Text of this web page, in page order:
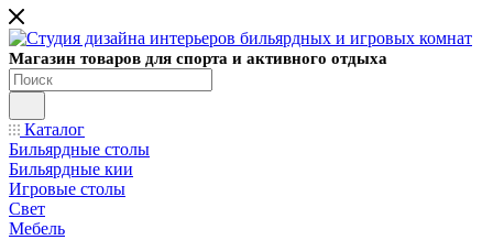
Магазин товаров для спорта и активного отдыха
Каталог
Бильярдные столы
Бильярдные кии
Игровые столы
Свет
Мебель